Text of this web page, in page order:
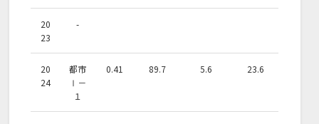
20
23
-
20
24
都市
Ⅰ－
１
0.41 89.7 5.6 23.6